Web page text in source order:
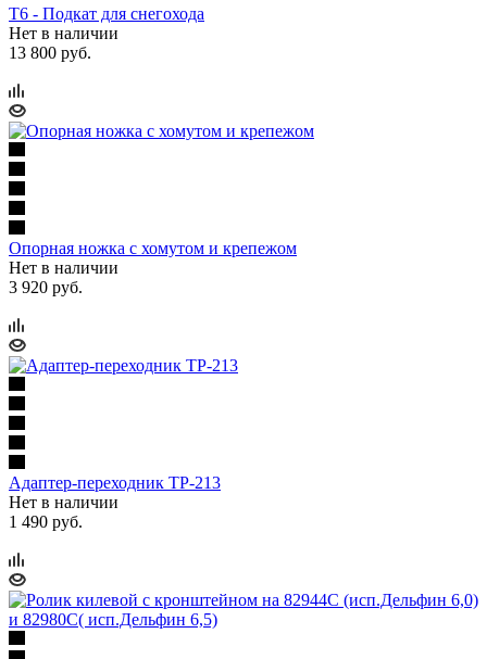
Т6 - Подкат для снегохода
Нет в наличии
13 800 руб.
Опорная ножка с хомутом и крепежом
Нет в наличии
3 920 руб.
Адаптер-переходник ТР-213
Нет в наличии
1 490 руб.